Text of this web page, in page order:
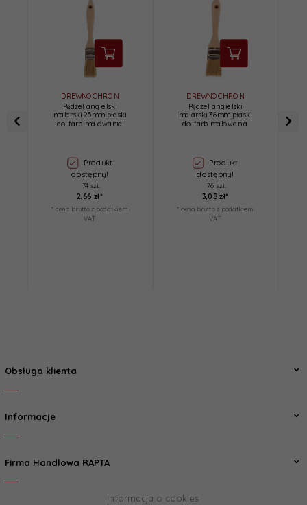
DREWNOCHRON
Pędzel angielski
malarski 25mm płaski
do farb malowania
Produkt
dostępny!
74 szt.
2, 66 zł*
* cena brutto z podatkiem
VAT
DREWNOCHRON
Pędzel angielski
malarski 36mm płaski
do farb malowania
Produkt
dostępny!
76 szt.
3, 08 zł*
* cena brutto z podatkiem
VAT
Obsługa klienta
Informacje
Firma Handlowa RAPTA
Informacja o cookies